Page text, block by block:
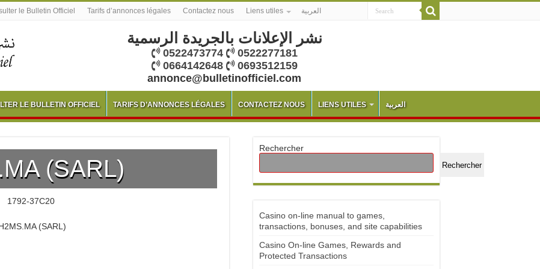
le Bulletin Officiel Tarifs d’annonces légales Contactez nous Liens utiles العربية
نشر الإعلانات بالجريدة الرسمية
0522473774
0522277181
0664142648
0693512159
annonce@bulletinofficiel.com
LE BULLETIN OFFICIEL TARIFS D’ANNONCES LÉGALES CONTACTEZ NOUS LIENS UTILES العربية
(SARL)
1792-37C20
(SARL)
Rechercher
Rechercher
Casino on-line manual to games,
transactions, bonuses, and site capabilities
Casino On-line Games, Rewards and
Protected Transactions